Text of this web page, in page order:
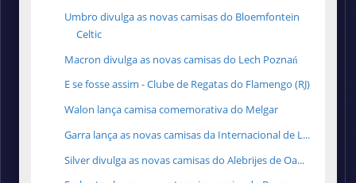
Umbro divulga as novas camisas do Bloemfontein
Celtic
Macron divulga as novas camisas do Lech Poznań
E se fosse assim - Clube de Regatas do Flamengo (RJ)
Walon lança camisa comemorativa do Melgar
Garra lança as novas camisas da Internacional de L...
Silver divulga as novas camisas do Alebrijes de Oa...